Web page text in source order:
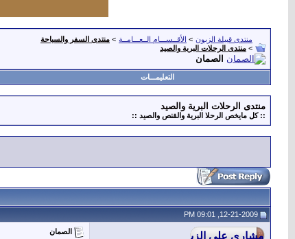
منتدى قبيلة الزبون > الأقــســـام الــعـــامــة > منتدى السفر والسياحة
> منتدى الرحلات البرية والصيد
الصمان
التعليمـــات
منتدى الرحلات البرية والصيد
:: كل مايخص الرحلا البرية والقنص والصيد ::
الصمان